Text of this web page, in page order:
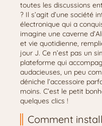
toutes les discussions
? Il s’agit d’une société
électronique qui a
imagine une caverne
et vie quotidienne,
jour J. Ce n’est pas un
plateforme qui
audacieuses, un peu
déniche l’accessoire
moins. C’est le petit
quelques clics !
Comment